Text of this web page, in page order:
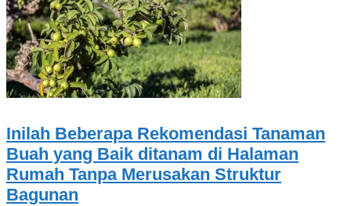
Inilah Beberapa Rekomendasi Tanaman
Buah yang Baik ditanam di Halaman
Rumah Tanpa Merusakan Struktur
Bagunan